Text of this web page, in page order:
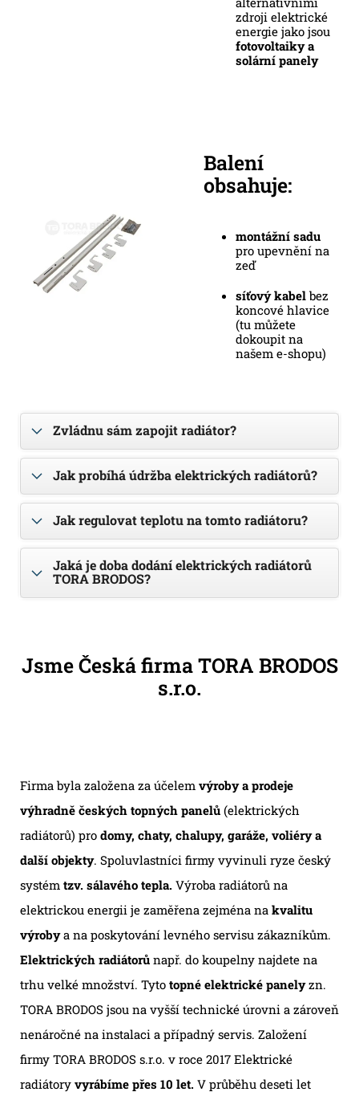
zdroji elektrické
energie jako jsou
fotovoltaiky a
solární panely
Balení
obsahuje:
montážní sadu
pro upevnění na
zeď
síťový kabel bez
koncové hlavice
(tu můžete
dokoupit na
našem e-shopu)
Zvládnu sám zapojit radiátor?
Jak probíhá údržba elektrických radiátorů?
Jak regulovat teplotu na tomto radiátoru?
Jaká je doba dodání elektrických radiátorů
TORA BRODOS?
Jsme Česká firma TORA BRODOS
s.r.o.
Firma byla založena za účelem výroby a prodeje
výhradně českých topných panelů (elektrických
radiátorů) pro domy, chaty, chalupy, garáže, voliéry a
další objekty. Spoluvlastníci firmy vyvinuli ryze český
systém tzv. sálavého tepla. Výroba radiátorů na
elektrickou energii je zaměřena zejména na kvalitu
výrobya na poskytování levného servisu zákazníkům.
Elektrických radiátorů např. do koupelny najdete na
trhu velké množství. Tyto topné elektrické panelyzn.
TORA BRODOS jsou na vyšší technické úrovni a zároveň
nenáročné na instalaci a případný servis. Založení
firmy TORA BRODOS s.r.o. v roce 2017 Elektrické
radiátory vyrábíme přes 10 let. V průběhu deseti let